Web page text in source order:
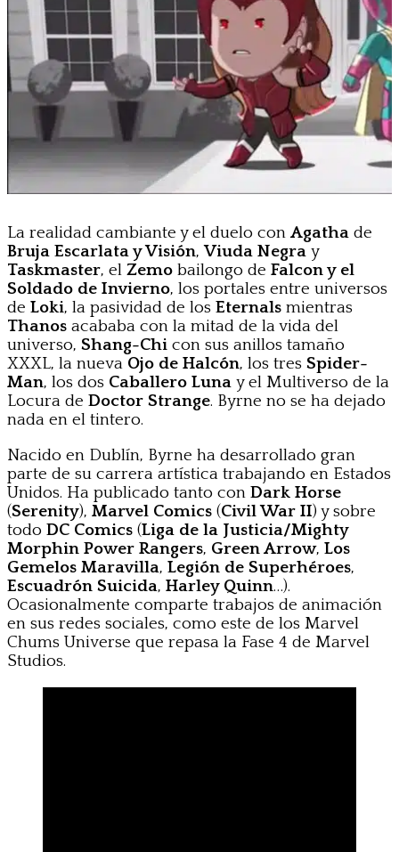
La realidad cambiante y el duelo con Agatha de
Bruja Escarlata y Visión,Viuda Negra y
Taskmaster, el Zemo bailongo de Falcon y el
Soldado de Invierno, los portales entre universos
de Loki, la pasividad de los Eternals mientras
Thanos acababa con la mitad de la vida del
universo, Shang-Chi con sus anillos tamaño
XXXL, la nueva Ojo de Halcón, los tres Spider-
Man, los dos Caballero Luna y el Multiverso de la
Locura de Doctor Strange. Byrne no se ha dejado
nada en el tintero.
Nacido en Dublín, Byrne ha desarrollado gran
parte de su carrera artística trabajando en Estados
Unidos. Ha publicado tanto con Dark Horse
(Serenity), Marvel Comics (Civil War II) y sobre
todo DC Comics (Liga de la Justicia/Mighty
Morphin Power Rangers, Green Arrow, Los
Gemelos Maravilla, Legión de Superhéroes,
Escuadrón Suicida, Harley Quinn…).
Ocasionalmente comparte trabajos de animación
en sus redes sociales, como este de los Marvel
Chums Universe que repasa la Fase 4 de Marvel
Studios.